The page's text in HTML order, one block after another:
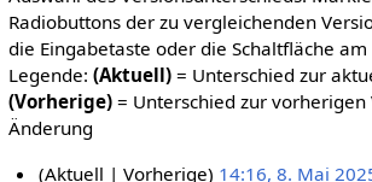
Radiobuttons der zu vergleichenden
die Eingabetaste oder die Schaltfläche
Legende: (Aktuell)= Unterschied zur
(Vorherige)= Unterschied zur vorherigen
Änderung
Aktuell Vorherige 14:16, 8. Mai